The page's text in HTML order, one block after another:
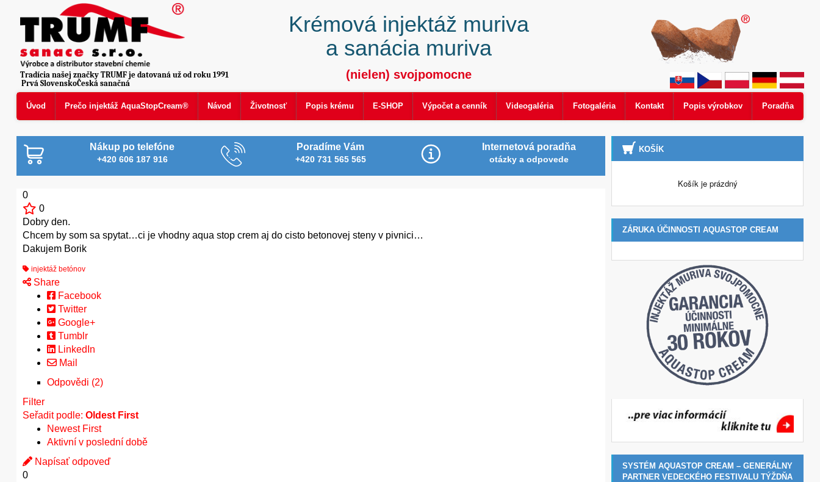
Úvod Prečo injektáž AquaStopCream® Návod Životnosť Popis krému E-SHOP Výpočet a cenník Videogaléria Fotogaléria Kontakt Popis výrobkov Poradňa
Prvá SlovenskoČeská sanačná
Krémová injektáž muriva
a sanácia muriva
(nielen) svojpomocne
Tradícia našej značky TRUMF je datovaná už od roku 1991
Nákup po telefóne
+420 606 187 916
Poradíme Vám
+420 731 565 565
Internetová poradňa
otázky a odpovede
0
0
Dobry den.
Chcem by som sa spytat…ci je vhodny aqua stop crem aj do cisto betonovej steny v pivnici…
Dakujem Borik
injektáž betónov
Share
Facebook
Twitter
Google+
Tumblr
LinkedIn
Mail
Odpovědi (2)
Filter
Seřadit podle: Oldest First
Newest First
Aktivní v poslední době
Napísať odpoveď
0
KOŠÍK
Košík je prázdný
ZÁRUKA ÚČINNOSTI AQUASTOP CREAM
SYSTÉM AQUASTOP CREAM – GENERÁLNY
PARTNER VEDECKÉHO FESTIVALU TÝŽDŇA